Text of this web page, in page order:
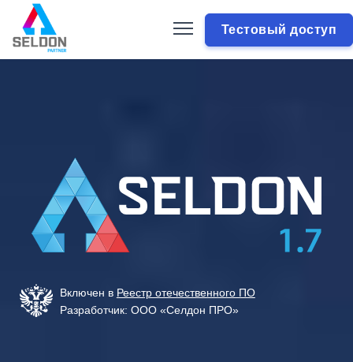
Тестовый доступ
Включен в Реестр отечественного ПО
Разработчик: ООО «Селдон ПРО»